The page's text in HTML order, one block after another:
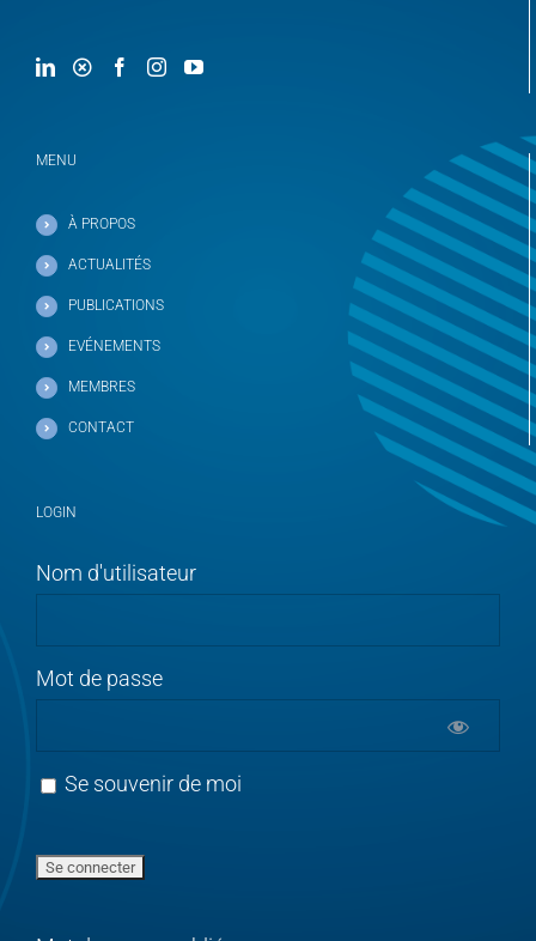
MENU
À PROPOS
ACTUALITÉS
PUBLICATIONS
EVÉNEMENTS
MEMBRES
CONTACT
LOGIN
Nom d'utilisateur
Mot de passe
Se souvenir de moi